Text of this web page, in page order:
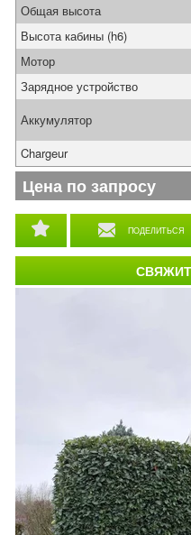
ПОДЕЛИТЬСЯ
Общая высота
Высота кабины (h6)
Мотор
Зарядное устройство
Аккумулятор
Chargeur
Цена по запросу